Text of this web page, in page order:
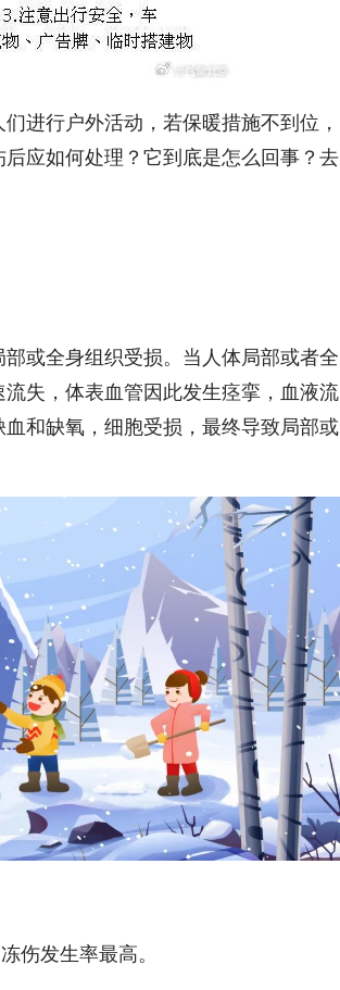
进行户外活动，若保暖措施不到位，
应如何处理？它到底是怎么回事？去
或全身组织受损。当人体局部或者全
失，体表血管因此发生痉挛，血液流
和缺氧，细胞受损，最终导致局部或
伤发生率最高。